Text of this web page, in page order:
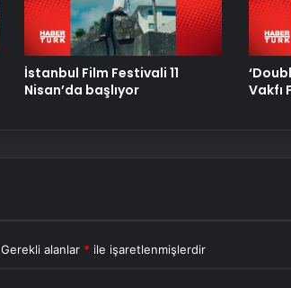
İstanbul Film Festivali 11
Nisan’da başlıyor
Vakfı
Gerekli alanlar * ile işaretlenmişlerdir